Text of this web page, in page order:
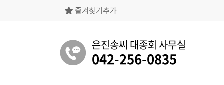
즐겨찾기추가
은진송씨 대종회 사무실
042-256-0835